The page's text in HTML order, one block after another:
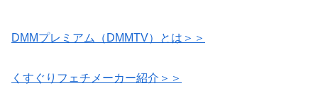
DMMプレミアム（DMMTV）とは＞＞
くすぐりフェチメーカー紹介＞＞